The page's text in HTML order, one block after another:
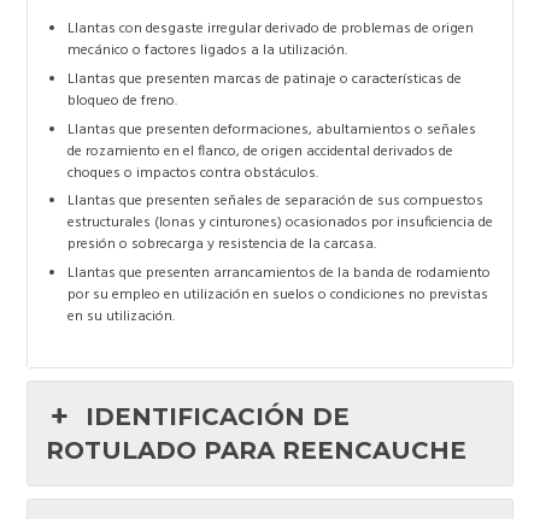
Llantas con desgaste irregular derivado de problemas de origen
mecánico o factores ligados a la utilización.
Llantas que presenten marcas de patinaje o características de
bloqueo de freno.
Llantas que presenten deformaciones, abultamientos o señales
de rozamiento en el flanco, de origen accidental derivados de
choques o impactos contra obstáculos.
Llantas que presenten señales de separación de sus compuestos
estructurales (lonas y cinturones) ocasionados por insuficiencia de
presión o sobrecarga y resistencia de la carcasa.
Llantas que presenten arrancamientos de la banda de rodamiento
por su empleo en utilización en suelos o condiciones no previstas
en su utilización.
IDENTIFICACIÓN DE
ROTULADO PARA REENCAUCHE